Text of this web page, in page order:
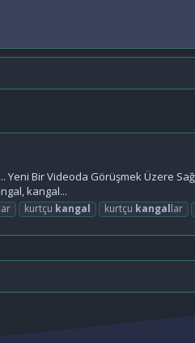
Yeni Bir Videoda Görüşmek Üzere
kangal...
lar kurtçu kangal kurtçu kangallar